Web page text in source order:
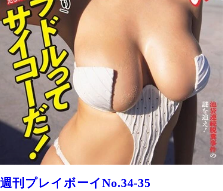
週刊プレイボーイNo.34-35